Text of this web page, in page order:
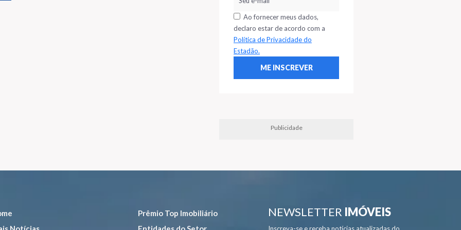
Ao fornecer meus dados,
declaro estar de acordo com a
Política de Privacidade do
Estadão.
Publicidade
Prêmio Top Imobiliário
NEWSLETTER IMÓVEIS